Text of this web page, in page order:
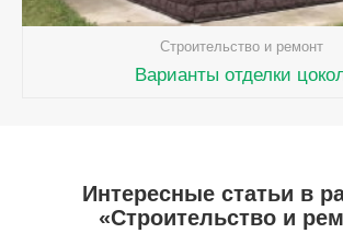
Строительство и ремонт
Варианты отделки
Интересные статьи в
«Строительство и